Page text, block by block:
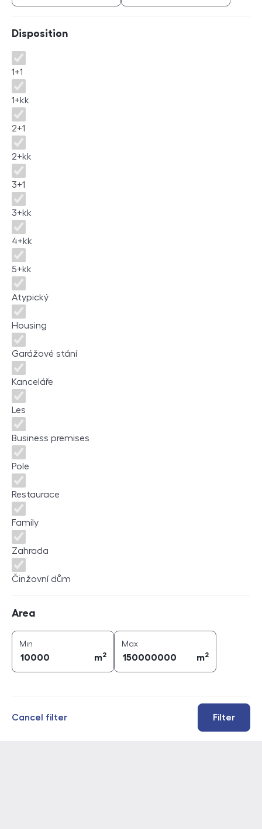
Disposition
Disposition
1+1
1+kk
2+1
2+kk
3+1
3+kk
4+kk
5+kk
Atypický
Housing
Garážové stání
Kanceláře
Les
Business premises
Pole
Restaurace
Family
Zahrada
Činžovní dům
Area
Min
m2
Maxarea (
m2
Filter
Cancel filter